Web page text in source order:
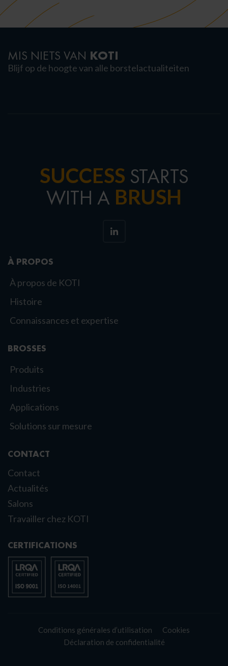
MIS NIETS VAN KOTI
Blijf op de hoogte van alle borstelactualiteiten
SUCCESS STARTS
WITH A BRUSH
À PROPOS
À propos de KOTI
Histoire
Connaissances et expertise
BROSSES
Produits
Industries
Applications
Solutions sur mesure
CONTACT
Contact
Actualités
Salons
Travailler chez KOTI
CERTIFICATIONS
Conditions générales d’utilisation
Cookies
Déclaration de confidentialité